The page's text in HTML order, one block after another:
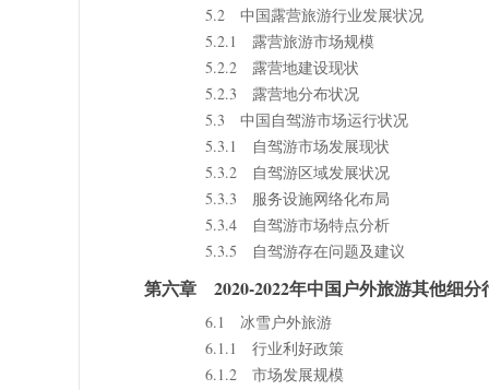
5.2 中国露营旅游行业发展状况
5.2.1 露营旅游市场规模
5.2.2 露营地建设现状
5.2.3 露营地分布状况
5.3 中国自驾游市场运行状况
5.3.1 自驾游市场发展现状
5.3.2 自驾游区域发展状况
5.3.3 服务设施网络化布局
5.3.4 自驾游市场特点分析
5.3.5 自驾游存在问题及建议
第六章 2020-2022年中国户外旅游其他细分
6.1 冰雪户外旅游
6.1.1 行业利好政策
6.1.2 市场发展规模